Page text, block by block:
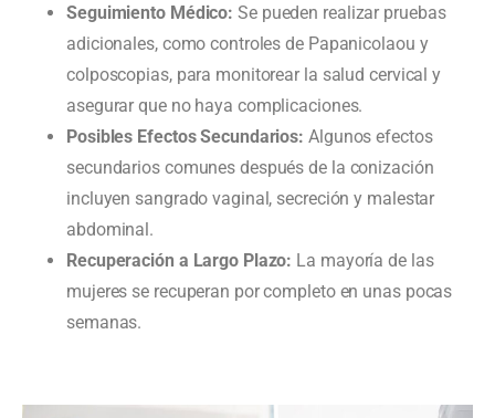
Seguimiento Médico: Se pueden realizar pruebas
adicionales, como controles de Papanicolaou y
colposcopias, para monitorear la salud cervical y
asegurar que no haya complicaciones.
Posibles Efectos Secundarios: Algunos efectos
secundarios comunes después de la conización
incluyen sangrado vaginal, secreción y malestar
abdominal.
Recuperación a Largo Plazo: La mayoría de las
mujeres se recuperan por completo en unas pocas
semanas.